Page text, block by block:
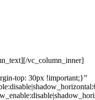
vc_column_inner]
top: 30px !important;}”